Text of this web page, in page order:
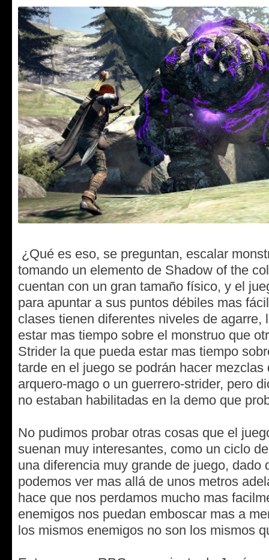
¿Qué es eso, se preguntan, escalar
tomando un elemento de Shadow of the
cuentan con un gran tamaño físico, y el
para apuntar a sus puntos débiles mas
clases tienen diferentes niveles de agarre,
estar mas tiempo sobre el monstruo que
Strider la que pueda estar mas tiempo
tarde en el juego se podrán hacer
arquero-mago o un guerrero-strider, pero
no estaban habilitadas en la demo que
No pudimos probar otras cosas que el
suenan muy interesantes, como un ciclo
una diferencia muy grande de juego, dado
podemos ver mas allá de unos metros
hace que nos perdamos mucho mas
enemigos nos puedan emboscar mas a
los mismos enemigos no son los mismos